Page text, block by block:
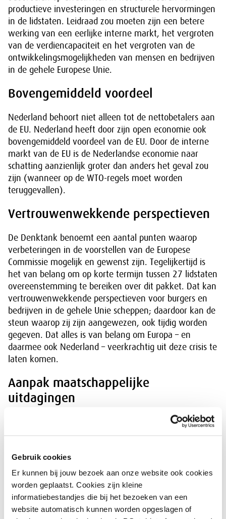
Gebruik cookies
Er kunnen bij jouw bezoek aan onze website ook cookies
worden geplaatst. Cookies zijn kleine
informatiebestandjes die bij het bezoeken van een
website automatisch kunnen worden opgeslagen of
productieve investeringen en structurele hervormingen
in de lidstaten. Leidraad zou moeten zijn een betere
werking van een eerlijke interne markt, het vergroten
van de verdiencapaciteit en het vergroten van de
ontwikkelingsmogelijkheden van mensen en bedrijven
in de gehele Europese Unie.
Bovengemiddeld voordeel
Nederland behoort niet alleen tot de nettobetalers aan
de EU. Nederland heeft door zijn open economie ook
bovengemiddeld voordeel van de EU. Door de interne
markt van de EU is de Nederlandse economie naar
schatting aanzienlijk groter dan anders het geval zou
zijn (wanneer op de WTO-regels moet worden
teruggevallen).
Vertrouwenwekkende perspectieven
De Denktank benoemt een aantal punten waarop
verbeteringen in de voorstellen van de Europese
Commissie mogelijk en gewenst zijn. Tegelijkertijd is
het van belang om op korte termijn tussen 27 lidstaten
overeenstemming te bereiken over dit pakket. Dat kan
vertrouwenwekkende perspectieven voor burgers en
bedrijven in de gehele Unie scheppen; daardoor kan de
steun waarop zij zijn aangewezen, ook tijdig worden
gegeven. Dat alles is van belang om Europa – en
daarmee ook Nederland – veerkrachtig uit deze crisis te
laten komen.
Aanpak maatschappelijke
uitdagingen
Nederland heeft veel te winnen bij een herstel van
Europa. Bij een herstel van Europa past een inzet op
problemen en grote maatschappelijke uitdagingen. Dat
stelt de Denktank Coronacrisis in het Briefadvies
Investeren in Europese samenwerking.